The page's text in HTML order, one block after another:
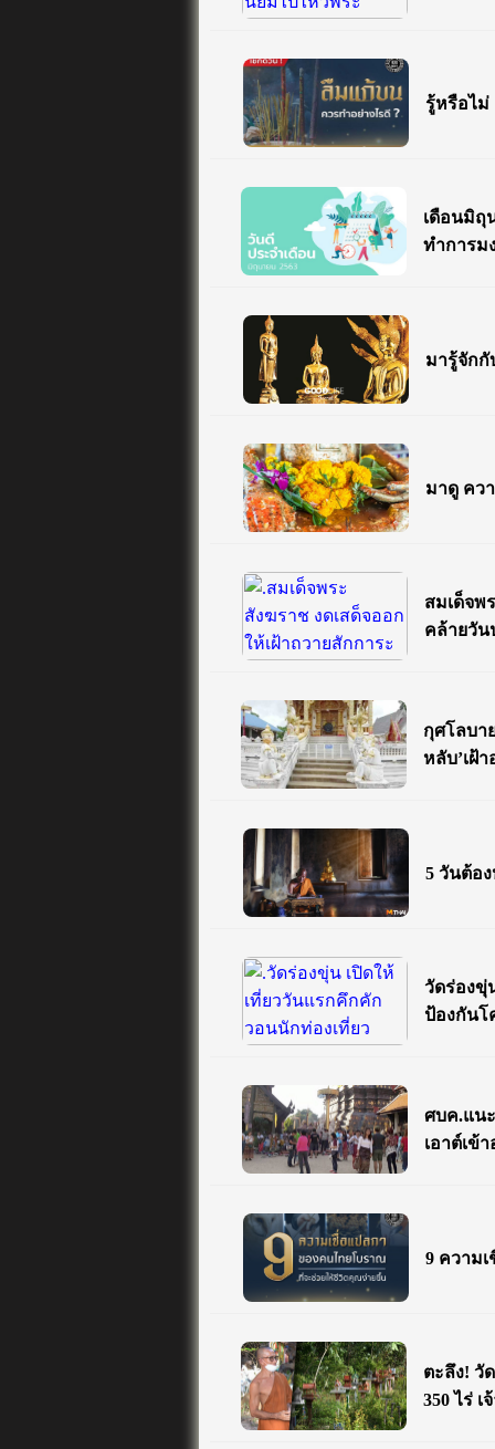
รู้หรือไม่
เดือนมิถุ
ทำการม
มารู้จักกั
มาดู คว
สมเด็จพ
คล้ายวัน
กุศโลบา
หลับ’เฝ้
5 วันต้อ
วัดร่องขุ่
ป้องกันโ
ศบค.แน
เอาต์เข้
9 ความ
ตะลึง! วั
350 ไร่